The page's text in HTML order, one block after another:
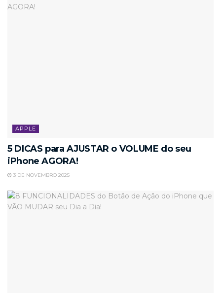
APPLE
5 DICAS para AJUSTAR o VOLUME do seu
iPhone AGORA!
3 DE NOVEMBRO 2025